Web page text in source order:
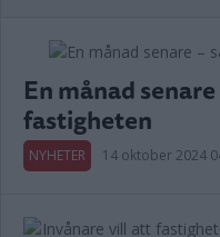
En månad
fastigheten
NYHETER 14 oktober 2024